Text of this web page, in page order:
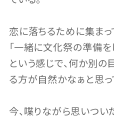
恋に落ちるために集まっ
「一緒に文化祭の準備を
という感じで、何か別の
る方が自然かなぁと思っ
今、喋りながら思いつい